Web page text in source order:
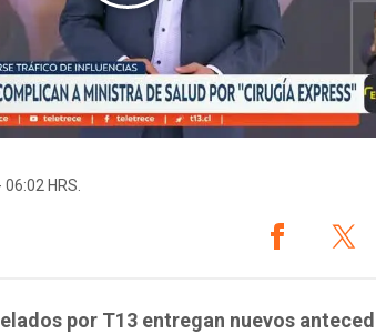
HRS.
por T13 entregan nuevos